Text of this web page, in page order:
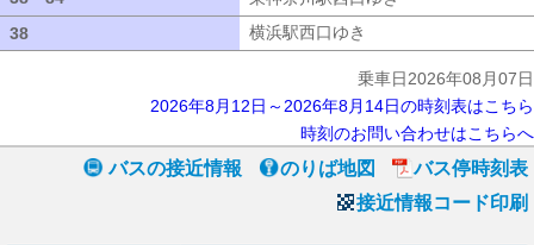
38
横浜駅西口ゆき
乗車日2026年08月07日
2026年8月12日～2026年8月14日の時刻表はこちら
時刻のお問い合わせはこちらへ
バスの接近情報 のりば地図
バス停時刻表
接近情報コード印刷